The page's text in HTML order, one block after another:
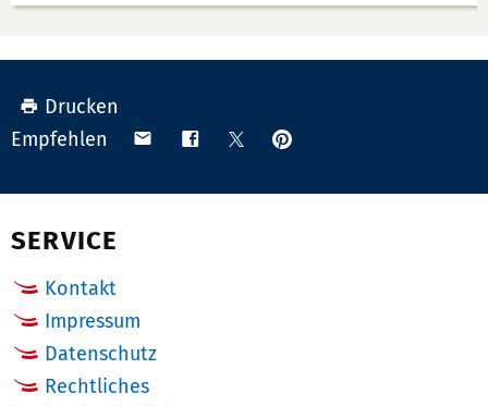
r:
Drucken
Empfehlen
Teilen Teilen TeilenAnpinnen
SERVICE
Kontakt
Impressum
Datenschutz
Rechtliches